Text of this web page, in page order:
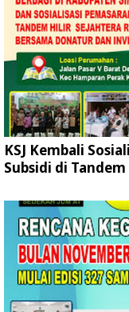
KSJ Kembali
Subsidi di